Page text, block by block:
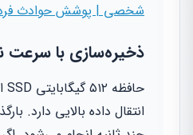
شخصی | پوشش حوادث
ذخیره‌سازی با سرعت
انتقال داده بالایی دارد.